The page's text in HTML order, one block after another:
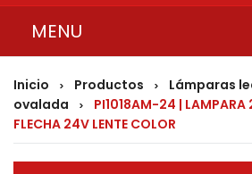
MENU
INICIO
QUIENES SOMOS
PRODUCTOS
Inicio > Productos > Lámparas
ovalada
>
PI1018AM-24 | LAMPARA
FLECHA 24V LENTE COLOR